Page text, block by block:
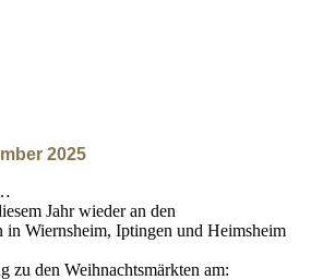
2025
Jahr wieder an den
in Wiernsheim, Iptingen und Heimsheim
zu den Weihnachtsmärkten am: